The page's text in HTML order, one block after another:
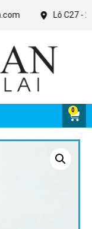
Lô C27 - 28 -
0